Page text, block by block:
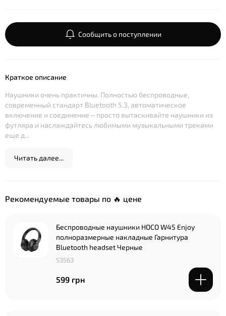
Сообщить о поступлении
Краткое описание
Наушники очень практичны. Полностью беспроводные,
современный стандарт Bluetooth 5.3, автоматическое
включение и соединение – просто вытаскивайте наушники из
футляра и наслаждайтесь любимыми музыкальными треками
еще д...
Читать далее...
Рекомендуемые товары по 🔥 цене
Беспроводные наушники HOCO W45 Enjoy
полноразмерные накладные Гарнитура
Bluetooth headset Черные
53563
599 грн